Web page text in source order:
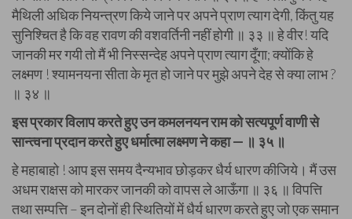
मैथिली अधिक नियन्त्रण किये जाने पर अपने प्राण त्याग देगी, किंतु यह
सुनिश्चित है कि वह रावण की वशवर्तिनी नहीं होगी ॥ ३३ ॥ हे वीर! यदि
जानकी मर गयी तो मैं भी निस्सन्देह अपने प्राण त्याग दूँगा; क्योंकि हे
लक्ष्मण ! श्यामनयना सीता के मृत हो जाने पर मुझे अपने देह से क्या लाभ ?
॥ ३४ ॥
इस प्रकार विलाप करते हुए उन कमलनयन राम को सत्यपूर्ण वाणी से
सान्त्वना प्रदान करते हुए धर्मात्मा लक्ष्मण ने कहा — ॥ ३५ ॥
हे महाबाहो ! आप इस समय दैन्यभाव छोड़कर धैर्य धारण कीजिये। मैं उस
अधम राक्षस को मारकर जानकी को वापस ले आऊँगा ॥ ३६ ॥ विपत्ति
तथा सम्पत्ति – इन दोनों ही स्थितियों में धैर्य धारण करते हुए जो एक समान